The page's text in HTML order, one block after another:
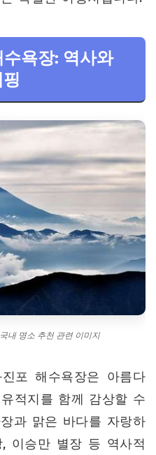
욕장: 역사와
내 명소 추천 관련 이미지
포 해수욕장은 아름다
적지를 함께 감상할 수
과 맑은 바다를 자랑하
이승만 별장 등 역사적